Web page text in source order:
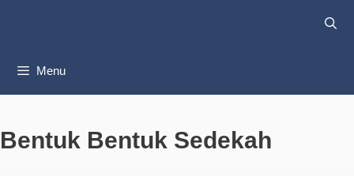
Menu
Bentuk Bentuk Sedekah